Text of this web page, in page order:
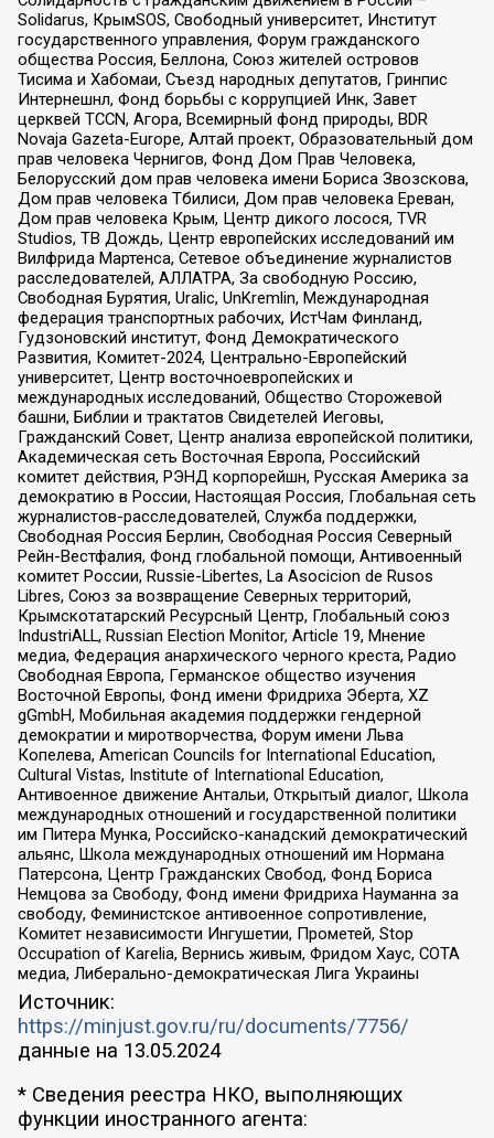
Solidarus, КрымSOS, Свободный университет, Институт
государственного управления, Форум гражданского
общества Россия, Беллона, Союз жителей островов
Тисима и Хабомаи, Съезд народных депутатов, Гринпис
Интернешнл, Фонд борьбы с коррупцией Инк, Завет
церквей TCCN, Агора, Всемирный фонд природы, BDR
Novaja Gazeta-Europe, Алтай проект, Образовательный дом
прав человека Чернигов, Фонд Дом Прав Человека,
Белорусский дом прав человека имени Бориса Звозскова,
Дом прав человека Тбилиси, Дом прав человека Ереван,
Дом прав человека Крым, Центр дикого лосося, TVR
Studios, ТВ Дождь, Центр европейских исследований им
Вилфрида Мартенса, Сетевое объединение журналистов
расследователей, АЛЛАТРА, За свободную Россию,
Свободная Бурятия, Uralic, UnKremlin, Международная
федерация транспортных рабочих, ИстЧам Финланд,
Гудзоновский институт, Фонд Демократического
Развития, Комитет-2024, Центрально-Европейский
университет, Центр восточноевропейских и
международных исследований, Общество Сторожевой
башни, Библии и трактатов Свидетелей Иеговы,
Гражданский Совет, Центр анализа европейской политики,
Академическая сеть Восточная Европа, Российский
комитет действия, РЭНД корпорейшн, Русская Америка за
демократию в России, Настоящая Россия, Глобальная сеть
журналистов-расследователей, Служба поддержки,
Свободная Россия Берлин, Свободная Россия Северный
Рейн-Вестфалия, Фонд глобальной помощи, Антивоенный
комитет России, Russie-Libertes, La Asocicion de Rusos
Libres, Союз за возвращение Северных территорий,
Крымскотатарский Ресурсный Центр, Глобальный союз
IndustriALL, Russian Election Monitor, Article 19, Мнение
медиа, Федерация анархического черного креста, Радио
Свободная Европа, Германское общество изучения
Восточной Европы, Фонд имени Фридриха Эберта, XZ
gGmbH, Мобильная академия поддержки гендерной
демократии и миротворчества, Форум имени Льва
Копелева, American Councils for International Education,
Cultural Vistas, Institute of International Education,
Антивоенное движение Антальи, Открытый диалог, Школа
международных отношений и государственной политики
им Питера Мунка, Российско-канадский демократический
альянс, Школа международных отношений им Нормана
Патерсона, Центр Гражданских Свобод, Фонд Бориса
Немцова за Свободу, Фонд имени Фридриха Науманна за
свободу, Феминистское антивоенное сопротивление,
Комитет независимости Ингушетии, Прометей, Stop
Occupation of Karelia, Вернись живым, Фридом Хаус, СОТА
медиа, Либерально-демократическая Лига Украины
Источник:
https://minjust.gov.ru/ru/documents/7756/
данные на 13.05.2024
* Сведения реестра НКО, выполняющих
функции иностранного агента: